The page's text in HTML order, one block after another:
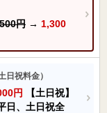
円 → 1,300
日祝料金）
円
【土日祝】
日、土日祝全